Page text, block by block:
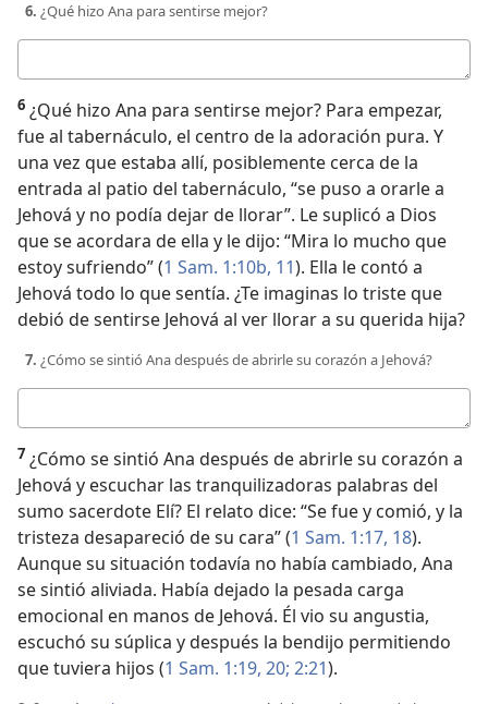
6. ¿Qué hizo Ana para sentirse mejor?
6 ¿Qué hizo Ana para sentirse mejor? Para empezar,
fue al tabernáculo, el centro de la adoración pura. Y
una vez que estaba allí, posiblemente cerca de la
entrada al patio del tabernáculo, “se puso a orarle a
Jehová y no podía dejar de llorar”. Le suplicó a Dios
que se acordara de ella y le dijo: “Mira lo mucho que
estoy sufriendo” (1 Sam. 1:10b, 11). Ella le contó a
Jehová todo lo que sentía. ¿Te imaginas lo triste que
debió de sentirse Jehová al ver llorar a su querida hija?
7. ¿Cómo se sintió Ana después de abrirle su corazón a Jehová?
7 ¿Cómo se sintió Ana después de abrirle su corazón a
Jehová y escuchar las tranquilizadoras palabras del
sumo sacerdote Elí? El relato dice: “Se fue y comió, y la
tristeza desapareció de su cara” (1 Sam. 1:17, 18).
Aunque su situación todavía no había cambiado, Ana
se sintió aliviada. Había dejado la pesada carga
emocional en manos de Jehová. Él vio su angustia,
escuchó su súplica y después la bendijo permitiendo
que tuviera hijos (1 Sam. 1:19, 20; 2:21).